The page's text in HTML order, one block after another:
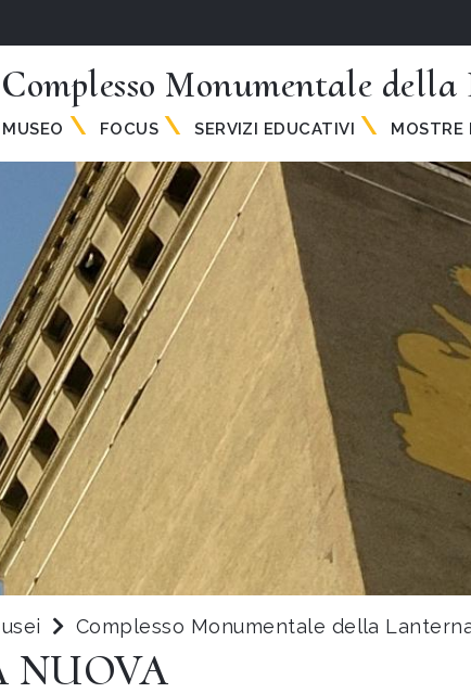
Complesso Monumentale
MUSEO FOCUS SERVIZI EDUCATIVI MOSTRE
Complesso Monumentale della
NUOVA